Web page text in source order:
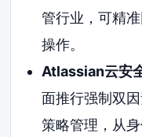
管行业，可精
操作。
Atlassian云安
面推行强制双
策略管理，从